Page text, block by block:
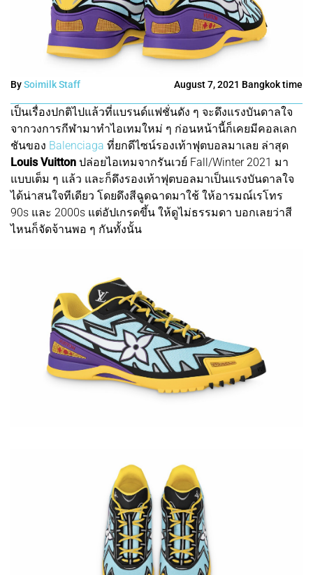
BySoimilk Staff August 7, 2021 Bangkok time
เป็นเรื่องปกติไปแล้วที่แบรนด์แฟชั่นดัง ๆ จะดึงแรงบันดาลใจ
จากวงการกีฬามาทำไอเทมใหม่ ๆ ก่อนหน้านี้ก็เคยมีคอลเลก
ชันของ Balenciaga ที่ยกดีไซน์รองเท้าฟุตบอลมาเลย ล่าสุด
Louis Vuitton ปล่อยไอเทมจากรันเวย์ Fall/Winter 2021 มา
แบบเต็ม ๆ แล้ว และก็ดึงรองเท้าฟุตบอลมาเป็นแรงบันดาลใจ
ได้น่าสนใจทีเดียว โดยดึงสีฉูดฉาดมาใช้ ให้อารมณ์เรโทร
90s และ 2000s แต่อัปเกรดขึ้น ให้ดูไม่ธรรมดา บอกเลยว่าสี
ไหนก็จัดจ้านพอ ๆ กันทั้งนั้น